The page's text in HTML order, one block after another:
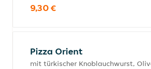
9,30 €
Pizza Orient
mit türkischer Knoblauchwurst,